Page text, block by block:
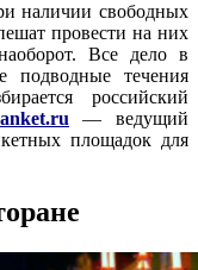
наличии свободных
провести на них
Все дело в
течения
российский
— ведущий
площадок для